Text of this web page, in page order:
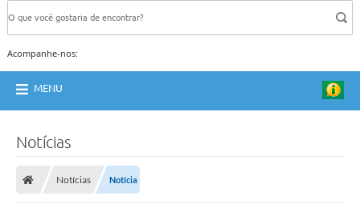
Acompanhe-nos:
MENU
Notícias
Notícias Notícia